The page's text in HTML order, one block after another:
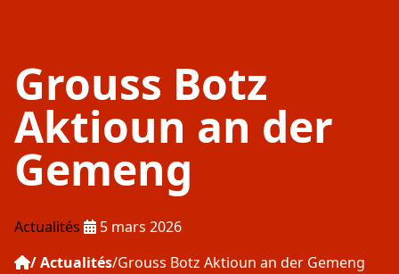
Grouss Botz
Aktioun an der
Gemeng
Actualités Publié le :
5 mars 2026
Actualités Grouss Botz Aktioun an der Gemeng